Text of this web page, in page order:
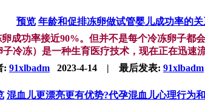
预览 年龄和促排冻卵做试管婴儿成功率的关
成功率接近90%。但并不是每个冷冻卵子
子冷冻）是一种生育医疗技术，现在正在迅速
: 91xlbadm 2023-4-14 | 最后发表: 91xlbadm
混血儿更漂亮更有优势?代孕混血儿心理行为